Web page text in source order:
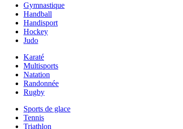
Gymnastique
Handball
Handisport
Hockey
Judo
Karaté
Multisports
Natation
Randonnée
Rugby
Sports de glace
Tennis
Triathlon